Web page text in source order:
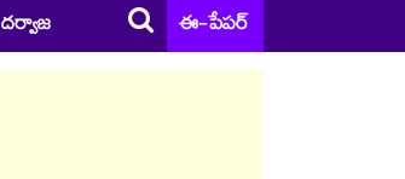
దర్వాజ ఈ-పేపర్